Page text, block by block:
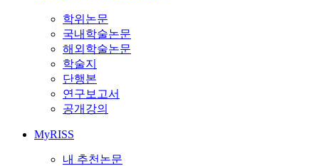
학위논문
국내학술논문
해외학술논문
학술지
단행본
연구보고서
공개강의
MyRISS
내 추천논문